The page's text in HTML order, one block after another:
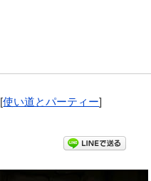
[使い道とパーティー]